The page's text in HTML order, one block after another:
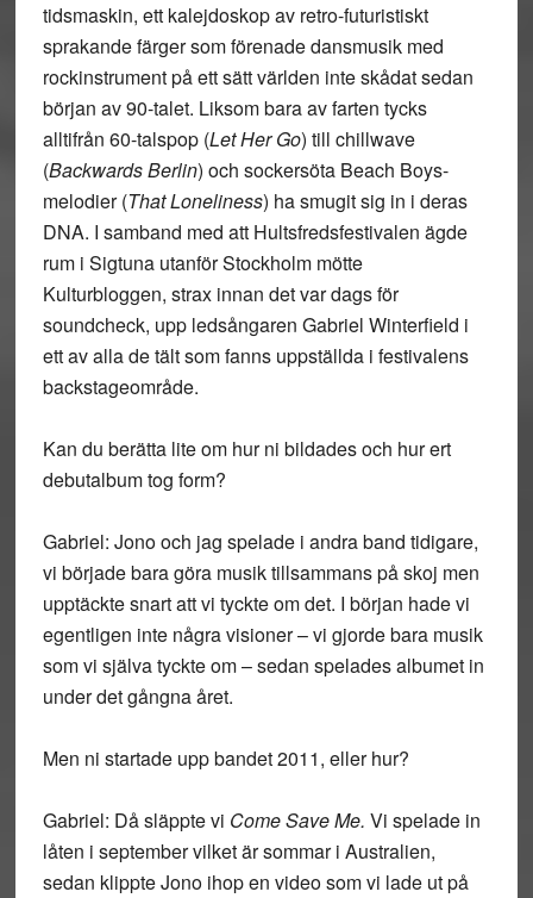
tidsmaskin, ett kalejdoskop av retro-futuristiskt
sprakande färger som förenade dansmusik med
rockinstrument på ett sätt världen inte skådat sedan
början av 90-talet. Liksom bara av farten tycks
alltifrån 60-talspop (Let Her Go) till chillwave
(Backwards Berlin) och sockersöta Beach Boys-
melodier (That Loneliness) ha smugit sig in i deras
DNA. I samband med att Hultsfredsfestivalen ägde
rum i Sigtuna utanför Stockholm mötte
Kulturbloggen, strax innan det var dags för
soundcheck, upp ledsångaren Gabriel Winterfield i
ett av alla de tält som fanns uppställda i festivalens
backstageområde.
Kan du berätta lite om hur ni bildades och hur ert
debutalbum tog form?
Gabriel: Jono och jag spelade i andra band tidigare,
vi började bara göra musik tillsammans på skoj men
upptäckte snart att vi tyckte om det. I början hade vi
egentligen inte några visioner – vi gjorde bara musik
som vi själva tyckte om – sedan spelades albumet in
under det gångna året.
Men ni startade upp bandet 2011, eller hur?
Gabriel: Då släppte vi Come Save Me. Vi spelade in
låten i september vilket är sommar i Australien,
sedan klippte Jono ihop en video som vi lade ut på